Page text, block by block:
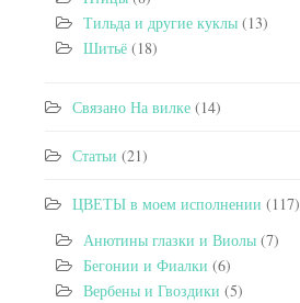
Тильда и другие куклы (13)
Шитьё (18)
Связано На вилке (14)
Статьи (21)
ЦВЕТЫ в моем исполнении (117)
Анютины глазки и Виолы (7)
Бегонии и Фиалки (6)
Вербены и Гвоздики (5)